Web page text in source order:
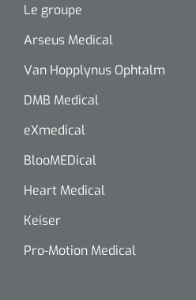
Le groupe
Arseus Medical
Van Hopplynus Ophtalm
DMB Medical
eXmedical
BlooMEDical
Heart Medical
Keiser
Pro-Motion Medical